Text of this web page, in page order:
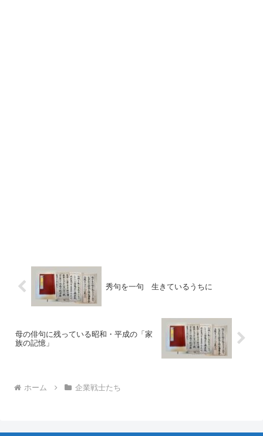
秀句を一句 生きているうちに
母の俳句に残っている昭和・平成の「家
族の記憶」
ホーム 企業戦士たち